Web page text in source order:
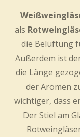
als
die Belüftung
Außerdem ist
die Länge
der Aromen
wichtiger, dass
Der Stiel am